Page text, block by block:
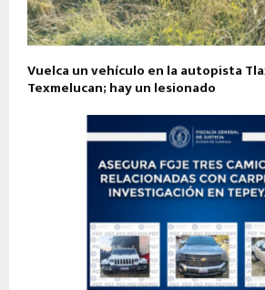
Vuelca un vehículo en la autopista
Texmelucan; hay un lesionado